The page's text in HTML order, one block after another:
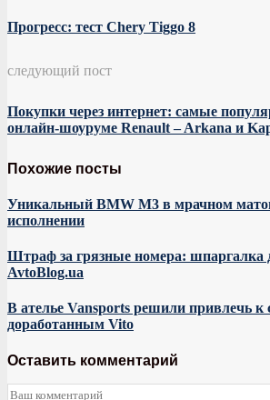
Прогресс: тест Chery Tiggo 8
следующий пост
Покупки через интернет: самые
онлайн-шоуруме Renault – Arkana и
Похожие посты
Уникальный BMW M3 в мрачном
исполнении
Штраф за грязные номера: шпаргалка
AvtoBlog.ua
В ателье Vansports решили привлечь к
доработанным Vito
Оставить комментарий